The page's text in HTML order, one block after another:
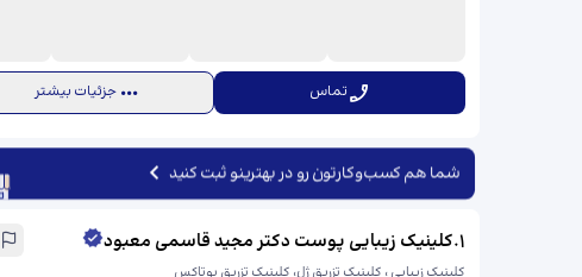
تماس جزئیات بیشتر
شما هم کسب‌وکارتون رو در بهترینو ثبت کنید
1
.کلینیک زیبایی پوست دکتر مجید قاسمی معبود
کلینیک زیبایی ، کلینیک تزریق ژل، کلینیک تزریق بوتاکس